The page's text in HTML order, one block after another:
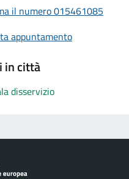
il numero 015461085
appuntamento
in città
disservizio